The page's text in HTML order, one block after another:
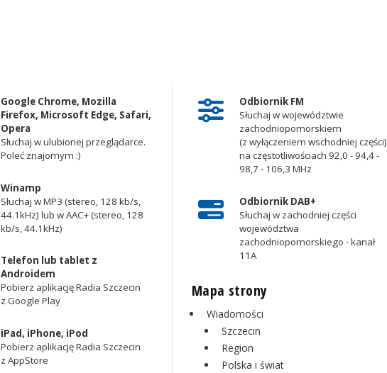
Google Chrome, Mozilla
Firefox, Microsoft Edge, Safari,
Opera
Słuchaj w ulubionej przeglądarce.
Poleć znajomym :)
Winamp
Słuchaj w MP3 (stereo, 128 kb/s,
44.1kHz) lub w AAC+ (stereo, 128
kb/s, 44.1kHz)
Telefon lub tablet z
Androidem
Pobierz aplikację Radia Szczecin
z Google Play
iPad, iPhone, iPod
Pobierz aplikację Radia Szczecin
z AppStore
Odbiornik FM
Słuchaj w województwie
zachodniopomorskiem
(z wyłączeniem wschodniej części)
na częstotliwościach 92,0 - 94,4 -
98,7 - 106,3 MHz
Odbiornik DAB+
Słuchaj w zachodniej części
województwa
zachodniopomorskiego - kanał
11A
Mapa strony
Wiadomości
Szczecin
Region
Polska i świat